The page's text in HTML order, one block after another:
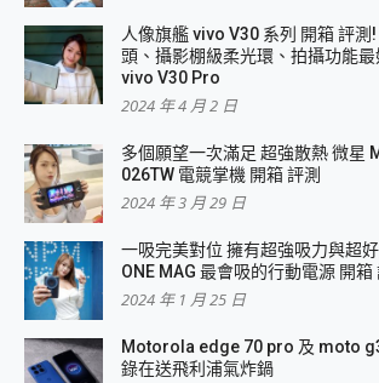
人像旗艦 vivo V30 系列 開箱 評測
頭、攝影棚級柔光環、拍攝功能
vivo V30 Pro
2024 年 4 月 2 日
多個願望一次滿足 超強散熱 微星
026TW 電競掌機 開箱 評測
2024 年 3 月 29 日
一吸完美對位 擁有超強吸力與超
ONE MAG 最會吸的行動電源 開箱
2024 年 1 月 25 日
Motorola edge 70 pro 及 moto
錄在送飛利浦氣炸鍋